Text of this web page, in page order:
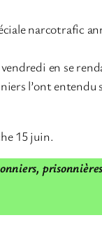
narcotrafic
en se
l’ont entendu
15 juin.